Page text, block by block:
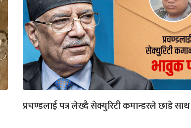
प्रचण्डलाई पत्र लेख्दै सेक्युरिटी कमान्डरले छाडे साथ